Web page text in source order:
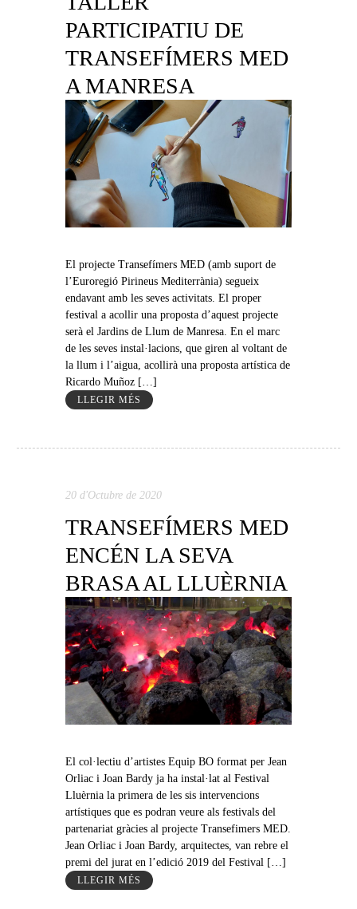
PARTICIPATIU DE
TRANSEFÍMERS MED
A MANRESA
El projecte Transefímers MED (amb suport de
l’Euroregió Pirineus Mediterrània) segueix
endavant amb les seves activitats. El proper
festival a acollir una proposta d’aquest projecte
serà el Jardins de Llum de Manresa. En el marc
de les seves instal·lacions, que giren al voltant de
la llum i l’aigua, acollirà una proposta artística de
Ricardo Muñoz […]
LLEGIR MÉS
20 d'Octubre de 2020
TRANSEFÍMERS MED
ENCÉN LA SEVA
BRASA AL LLUÈRNIA
El col·lectiu d’artistes Equip BO format per Jean
Orliac i Joan Bardy ja ha instal·lat al Festival
Lluèrnia la primera de les sis intervencions
artístiques que es podran veure als festivals del
partenariat gràcies al projecte Transefimers MED.
Jean Orliac i Joan Bardy, arquitectes, van rebre el
premi del jurat en l’edició 2019 del Festival […]
LLEGIR MÉS